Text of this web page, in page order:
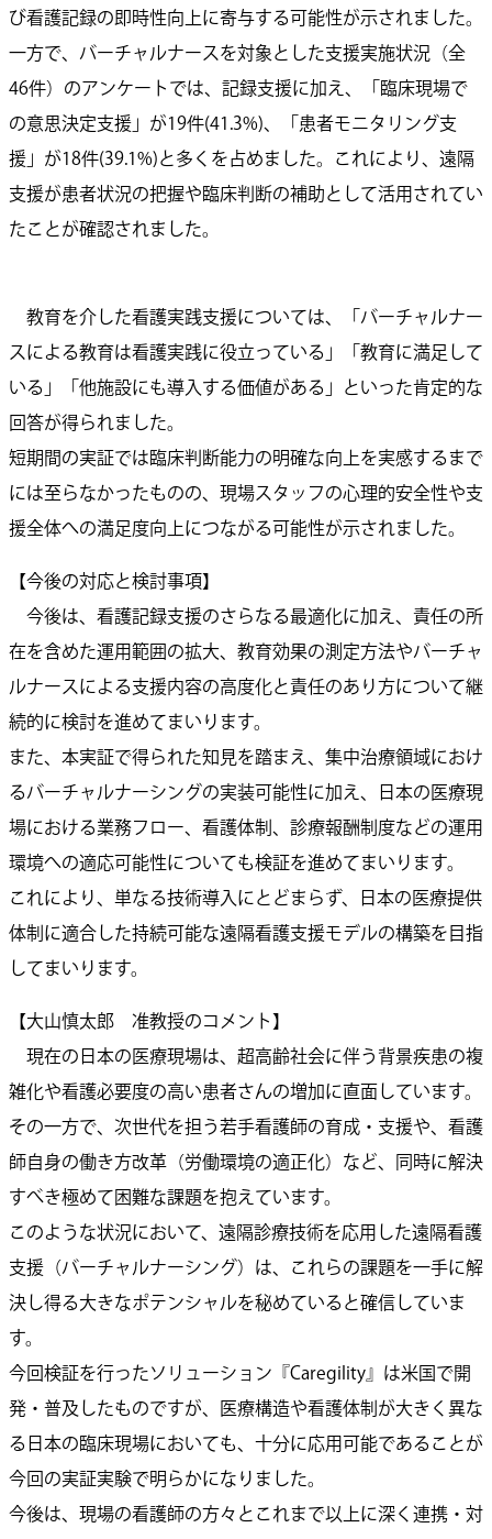
び看護記録の即時性向上に寄与する可能性が示されました。
一方で、バーチャルナースを対象とした支援実施状況（全
46件）のアンケートでは、記録支援に加え、「臨床現場で
の意思決定支援」が19件(41.3%)、「患者モニタリング支
援」が18件(39.1%)と多くを占めました。これにより、遠隔
支援が患者状況の把握や臨床判断の補助として活用されてい
たことが確認されました。
教育を介した看護実践支援については、「バーチャルナー
スによる教育は看護実践に役立っている」「教育に満足して
いる」「他施設にも導入する価値がある」といった肯定的な
回答が得られました。
短期間の実証では臨床判断能力の明確な向上を実感するまで
には至らなかったものの、現場スタッフの心理的安全性や支
援全体への満足度向上につながる可能性が示されました。
【今後の対応と検討事項】
今後は、看護記録支援のさらなる最適化に加え、責任の所
在を含めた運用範囲の拡大、教育効果の測定方法やバーチャ
ルナースによる支援内容の高度化と責任のあり方について継
続的に検討を進めてまいります。
また、本実証で得られた知見を踏まえ、集中治療領域におけ
るバーチャルナーシングの実装可能性に加え、日本の医療現
場における業務フロー、看護体制、診療報酬制度などの運用
環境への適応可能性についても検証を進めてまいります。
これにより、単なる技術導入にとどまらず、日本の医療提供
体制に適合した持続可能な遠隔看護支援モデルの構築を目指
してまいります。
【大山慎太郎 准教授のコメント】
現在の日本の医療現場は、超高齢社会に伴う背景疾患の複
雑化や看護必要度の高い患者さんの増加に直面しています。
その一方で、次世代を担う若手看護師の育成・支援や、看護
師自身の働き方改革（労働環境の適正化）など、同時に解決
すべき極めて困難な課題を抱えています。
このような状況において、遠隔診療技術を応用した遠隔看護
支援（バーチャルナーシング）は、これらの課題を一手に解
決し得る大きなポテンシャルを秘めていると確信していま
す。
今回検証を行ったソリューション『Caregility』は米国で開
発・普及したものですが、医療構造や看護体制が大きく異な
る日本の臨床現場においても、十分に応用可能であることが
今回の実証実験で明らかになりました。
今後は、現場の看護師の方々とこれまで以上に深く連携・対